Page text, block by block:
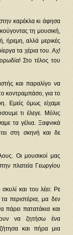
καρέκλα κι άφησα
τη μουσική,
ήρεμη, αλλά μερικές
τα χέρια του. Αχ!
Στο τέλος του
και παραλίγο να
το κοντραμπάσο, για το
Εμείς όμως είχαμε
τι έλεγε. Μόλις
τα γέλια. Ξαφνικά
στη σκηνή και δε
Οι μουσικοί μας
πλατεία Γεωργίου
και του λέει: Ρε
περιστέρια, μα δεν
πατατάκια και
να ζητήσω ένα
και πήρα μια